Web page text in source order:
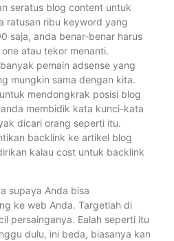
seratus blog content untuk
ratusan ribu keyword yang
saja, anda benar-benar harus
atau tekor menanti.
pemain adsense yang
mungkin sama dengan kita.
mendongkrak posisi blog
membidik kata kunci-kata
dicari orang seperti itu.
backlink ke artikel blog
kalau cost untuk backlink
supaya Anda bisa
ke web Anda. Targetlah di
persainganya. Ealah seperti itu
dulu, ini beda, biasanya kan